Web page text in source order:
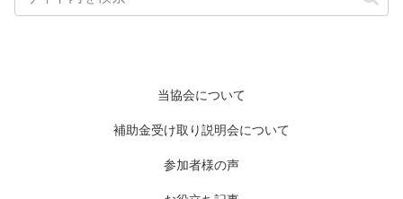
当協会について
補助金受け取り説明会について
参加者様の声